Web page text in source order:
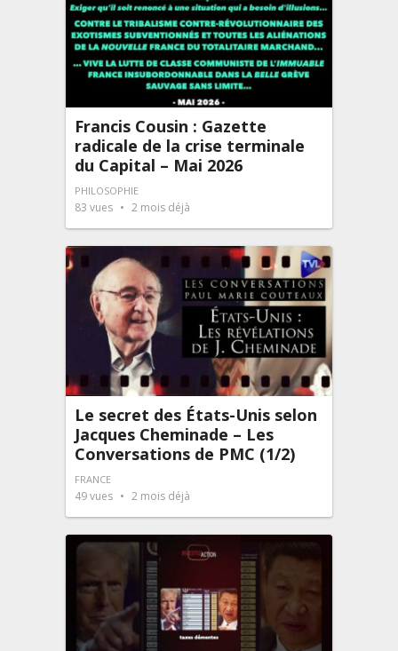
Francis Cousin : Gazette
radicale de la crise terminale
du Capital – Mai 2026
PHILOSOPHIE
83 vues 2 mois déjà
Le secret des États-Unis selon
Jacques Cheminade – Les
Conversations de PMC (1/2)
FRANCE
49vues 2 mois déjà